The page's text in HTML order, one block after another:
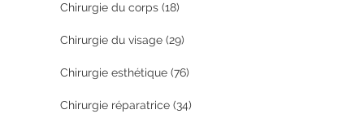
Chirurgie du corps (18)
Chirurgie du visage (29)
Chirurgie esthétique (76)
Chirurgie réparatrice (34)